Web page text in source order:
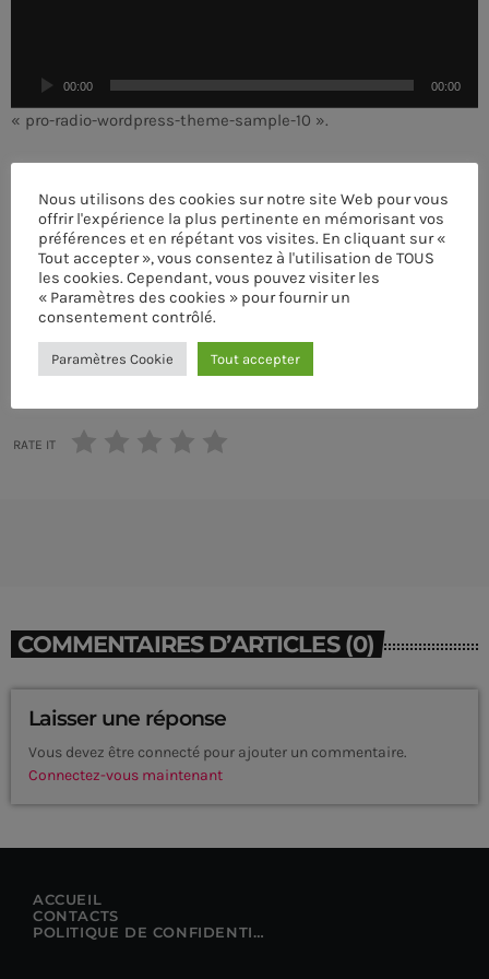
TEAM
PRIVACY POLICY
CUSTOM PLAYER
RALIEZOT 92
CURRENT SHOW
a
d
00:00 00:00
« pro-radio-wordpress-theme-sample-10 ».
ÉCRIT PAR:ADMIN
email
RATE IT
COMMENTAIRES D’ARTICLES (0)
Laisser une réponse
Vous devez être connecté pour ajouter un commentaire.
Connectez-vous maintenant
ACCUEIL
CONTACTS
POLITIQUE DE CONFIDENTIALITÉ
Nous utilisons des cookies sur notre site Web pour vous
offrir l'expérience la plus pertinente en mémorisant vos
préférences et en répétant vos visites. En cliquant sur «
Tout accepter », vous consentez à l'utilisation de TOUS
les cookies. Cependant, vous pouvez visiter les
« Paramètres des cookies » pour fournir un
consentement contrôlé.
Paramètres Cookie Tout accepter